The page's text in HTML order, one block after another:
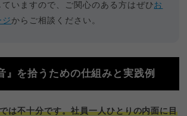
いますので、ご関心のある方はぜひお
ジ からご相談ください。
』を拾うための仕組みと実践例
は不十分です。社員一人ひとりの内面に目